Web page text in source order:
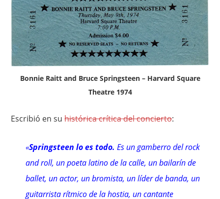
Bonnie Raitt and Bruce Springsteen – Harvard Square
Theatre 1974
Escribió en suhistórica crítica del concierto:
«Springsteen lo es todo. Es un gamberro del rock
and roll, un poeta latino de la calle, un bailarín de
ballet, un actor, un bromista, un líder de banda, un
guitarrista rítmico de la hostia, un cantante